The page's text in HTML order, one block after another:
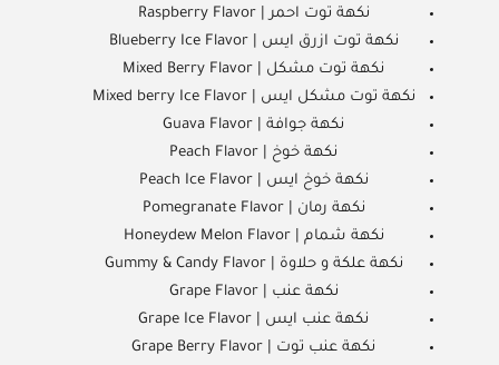
نكهة توت احمر | Raspberry Flavor
نكهة توت ازرق ايس | Blueberry Ice Flavor
نكهة توت مشكل | Mixed Berry Flavor
نكهة توت مشكل ايس | Mixed berry Ice Flavor
نكهة جوافة | Guava Flavor
نكهة خوخ | Peach Flavor
نكهة خوخ ايس | Peach Ice Flavor
نكهة رمان | Pomegranate Flavor
نكهة شمام | Honeydew Melon Flavor
نكهة علكة و حلاوة | Gummy & Candy Flavor
نكهة عنب | Grape Flavor
نكهة عنب ايس | Grape Ice Flavor
نكهة عنب توت | Grape Berry Flavor